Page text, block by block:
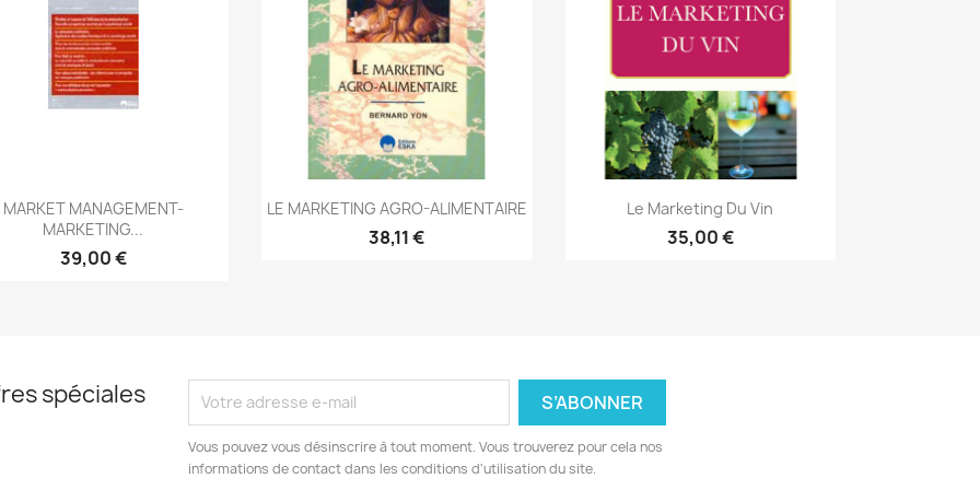
Aperçu rapide
MARKET MANAGEMENT-
MARKETING...
39,00 €
Aperçu rapide
LE MARKETING AGRO-ALIMENTAIRE
38,11 €
Aperçu rapide
Le Marketing Du Vin
35,00 €
spéciales
Vous pouvez vous désinscrire à tout moment. Vous trouverez pour cela nos
informations de contact dans les conditions d'utilisation du site.